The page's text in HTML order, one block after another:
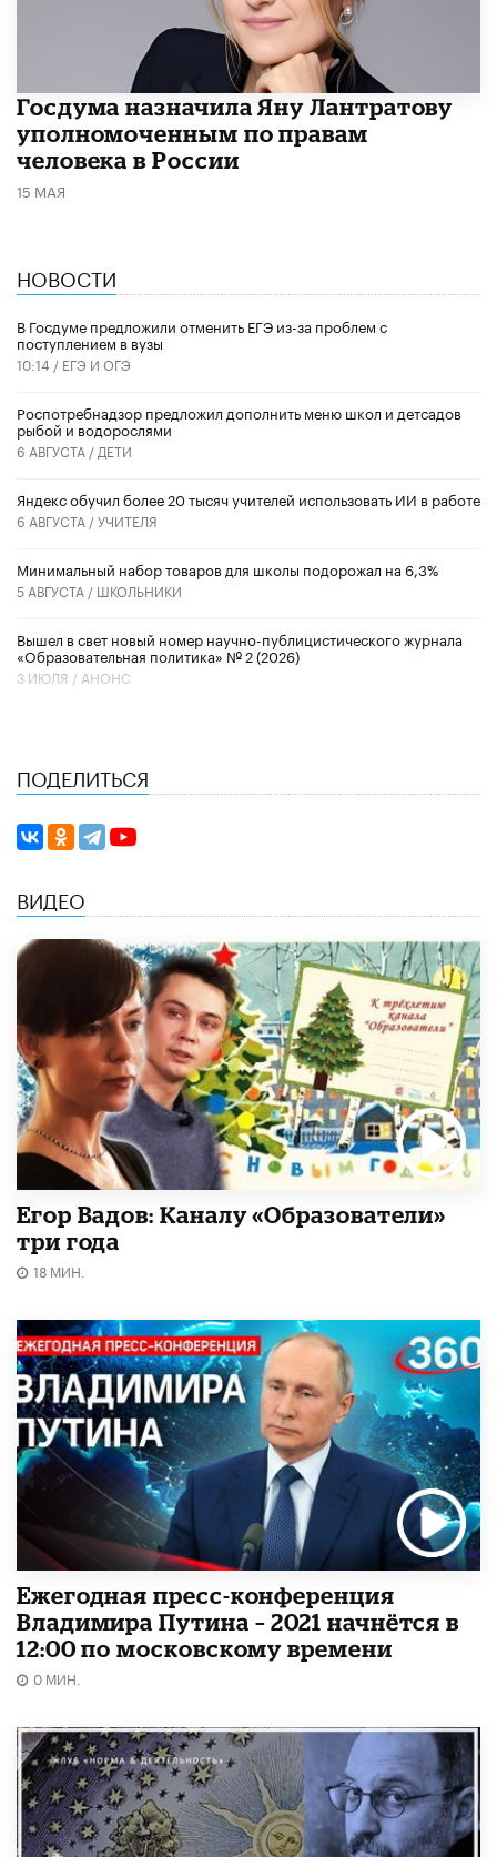
Госдума назначила Яну Лантратову
уполномоченным по правам
человека в России
15 МАЯ
НОВОСТИ
В Госдуме предложили отменить ЕГЭ из-за проблем с
поступлением в вузы
10:14 / ЕГЭ И ОГЭ
Роспотребнадзор предложил дополнить меню школ и детсадов
рыбой и водорослями
6 АВГУСТА / ДЕТИ
​Яндекс обучил более 20 тысяч учителей использовать ИИ в работе
6 АВГУСТА /УЧИТЕЛЯ
Минимальный набор товаров для школы подорожал на 6,3%
5 АВГУСТА / ШКОЛЬНИКИ
Вышел в свет новый номер научно-публицистического журнала
«Образовательная политика» № 2 (2026)
3 ИЮЛЯ / АНОНС
ПОДЕЛИТЬСЯ
ВИДЕО
Егор Вадов: Каналу «Образователи»
три года
18 МИН.
Ежегодная пресс-конференция
Владимира Путина – 2021 начнётся в
12:00 по московскому времени
0 МИН.